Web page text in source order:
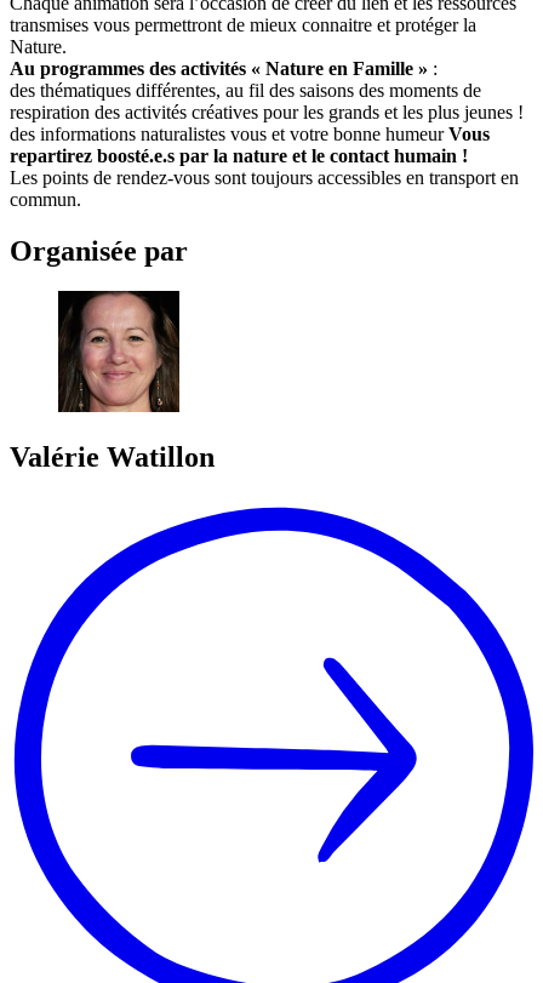
transmises vous permettront de mieux connaitre et protéger la
Nature.
Au programmes des activités « Nature en Famille » :
des thématiques différentes, au fil des saisons des moments de
respiration des activités créatives pour les grands et les plus jeunes !
des informations naturalistes vous et votre bonne humeurVous
repartirez boosté.e.s par la nature et le contact humain !
Les points de rendez-vous sont toujours accessibles en transport en
commun.
Organisée par
Valérie Watillon